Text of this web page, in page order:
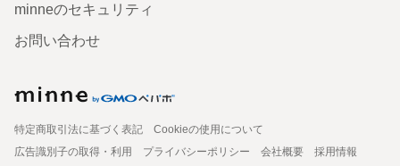
minneのセキュリティ
お問い合わせ
特定商取引法に基づく表記
Cookieの使用について
広告識別子の取得・利用
プライバシーポリシー 会社概要
採用情報